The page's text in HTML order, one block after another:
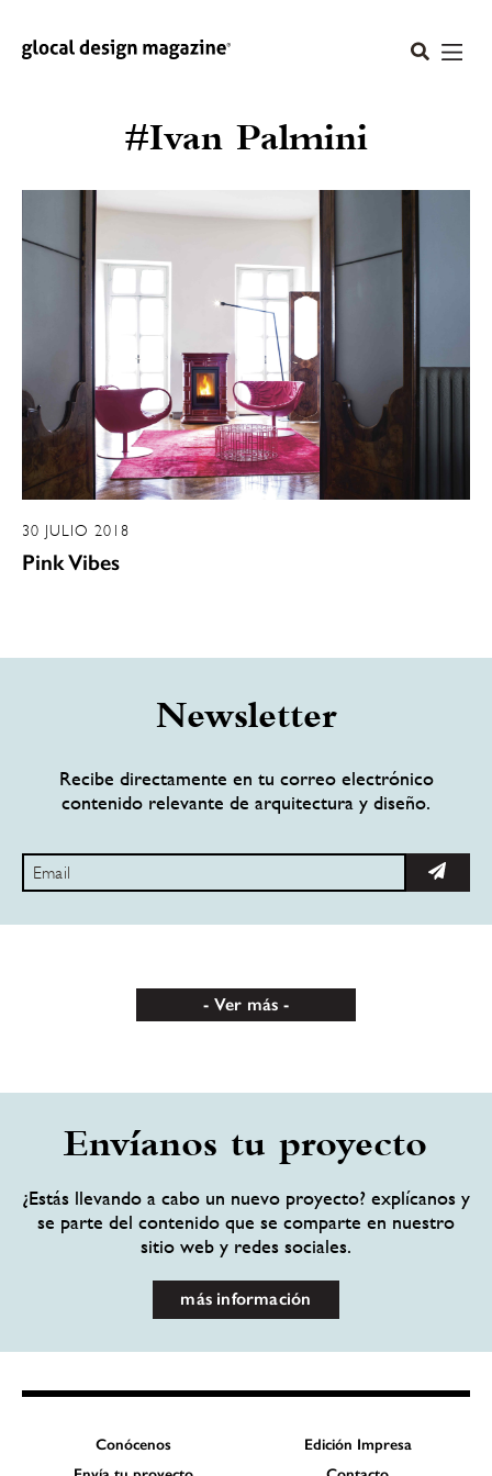
#Ivan Palmini
30 JULIO 2018
Pink Vibes
Newsletter
Recibe directamente en tu correo electrónico
contenido relevante de arquitectura y diseño.
Ver más
Envíanos tu proyecto
¿Estás llevando a cabo un nuevo proyecto? explícanos y
se parte del contenido que se comparte en nuestro
sitio web y redes sociales.
más información
Conócenos
Edición Impresa